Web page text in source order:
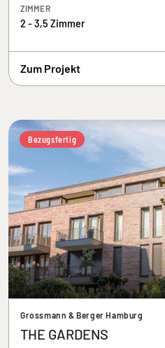
ZIMMER
2 - 3,5 Zimmer
Zum Projekt
Bezugsfertig
Grossmann & Berger Hamburg
THE GARDENS